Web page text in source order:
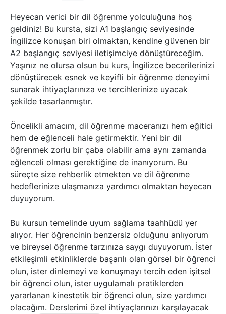
Heyecan verici bir dil öğrenme yolculuğuna hoş
geldiniz! Bu kursta, sizi A1 başlangıç seviyesinde
İngilizce konuşan biri olmaktan, kendine güvenen bir
A2 başlangıç seviyesi iletişimciye dönüştüreceğim.
Yaşınız ne olursa olsun bu kurs, İngilizce becerilerinizi
dönüştürecek esnek ve keyifli bir öğrenme deneyimi
sunarak ihtiyaçlarınıza ve tercihlerinize uyacak
şekilde tasarlanmıştır.
Öncelikli amacım, dil öğrenme maceranızı hem eğitici
hem de eğlenceli hale getirmektir. Yeni bir dil
öğrenmek zorlu bir çaba olabilir ama aynı zamanda
eğlenceli olması gerektiğine de inanıyorum. Bu
süreçte size rehberlik etmekten ve dil öğrenme
hedeflerinize ulaşmanıza yardımcı olmaktan heyecan
duyuyorum.
Bu kursun temelinde uyum sağlama taahhüdü yer
alıyor. Her öğrencinin benzersiz olduğunu anlıyorum
ve bireysel öğrenme tarzınıza saygı duyuyorum. İster
etkileşimli etkinliklerde başarılı olan görsel bir öğrenci
olun, ister dinlemeyi ve konuşmayı tercih eden işitsel
bir öğrenci olun, ister uygulamalı pratiklerden
yararlanan kinestetik bir öğrenci olun, size yardımcı
olacağım. Derslerimi özel ihtiyaçlarınızı karşılayacak